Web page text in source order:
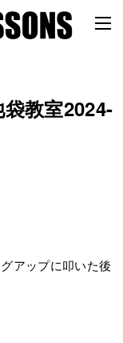
教室2024-
アップに叩いた後